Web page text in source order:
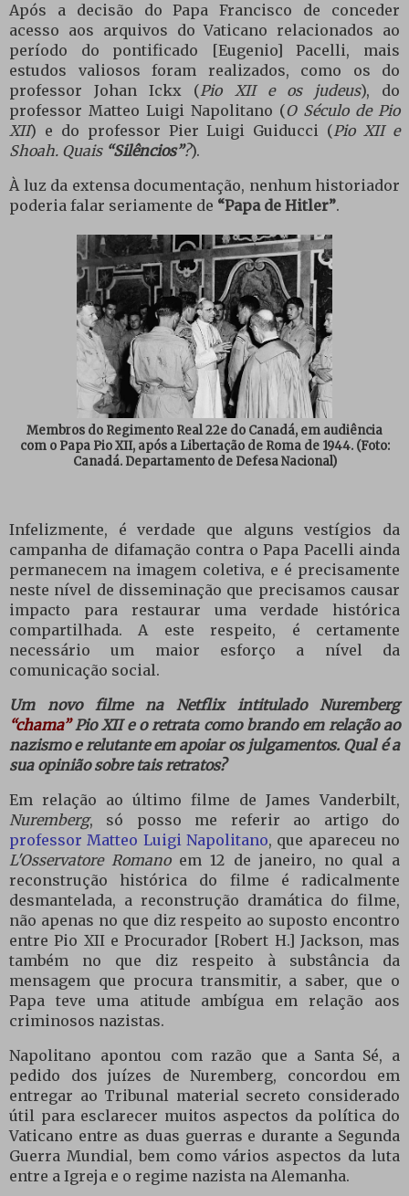
Após a decisão do Papa Francisco de conceder
acesso aos arquivos do Vaticano relacionados ao
período do pontificado [Eugenio] Pacelli, mais
estudos valiosos foram realizados, como os do
professor Johan Ickx (Pio XII e os judeus), do
professor Matteo Luigi Napolitano (O Século de Pio
XII) e do professor Pier Luigi Guiducci (Pio XII e
Shoah. Quais “Silêncios”?).
À luz da extensa documentação, nenhum historiador
poderia falar seriamente de “Papa de Hitler”.
Membros do Regimento Real 22e do Canadá, em audiência
com o Papa Pio XII, após a Libertação de Roma de 1944. (Foto:
Canadá. Departamento de Defesa Nacional)
Infelizmente, é verdade que alguns vestígios da
campanha de difamação contra o Papa Pacelli ainda
permanecem na imagem coletiva, e é precisamente
neste nível de disseminação que precisamos causar
impacto para restaurar uma verdade histórica
compartilhada. A este respeito, é certamente
necessário um maior esforço a nível da
comunicação social.
Um novo filme na Netflix intitulado Nuremberg
“chama”Pio XII e o retrata como brando em relação ao
nazismo e relutante em apoiar os julgamentos. Qual é a
sua opinião sobre tais retratos?
Em relação ao último filme de James Vanderbilt,
Nuremberg, só posso me referir ao artigo do
professor Matteo Luigi Napolitano, que apareceu no
L'Osservatore Romanoem 12 de janeiro, no qual a
reconstrução histórica do filme é radicalmente
desmantelada, a reconstrução dramática do filme,
não apenas no que diz respeito ao suposto encontro
entre Pio XII e Procurador [Robert H.] Jackson, mas
também no que diz respeito à substância da
mensagem que procura transmitir, a saber, que o
Papa teve uma atitude ambígua em relação aos
criminosos nazistas.
Napolitano apontou com razão que a Santa Sé, a
pedido dos juízes de Nuremberg, concordou em
entregar ao Tribunal material secreto considerado
útil para esclarecer muitos aspectos da política do
Vaticano entre as duas guerras e durante a Segunda
Guerra Mundial, bem como vários aspectos da luta
entre a Igreja e o regime nazista na Alemanha.